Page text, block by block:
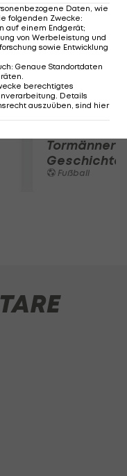
Tormänner
Geschichte
Fußball
Daten, wie
folgenden Zwecke:
auf einem Endgerät;
von Werbeleistung und
sowie Entwicklung
: Genaue Standortdaten
.
berechtigtes
Details
auszuüben, sind hier